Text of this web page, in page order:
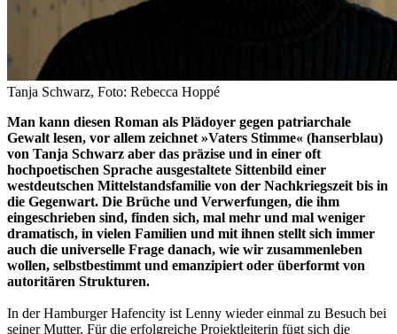
Tanja Schwarz, Foto: Rebecca Hoppé
Man kann diesen Roman als Plädoyer gegen patriarchale
Gewalt lesen, vor allem zeichnet »Vaters Stimme« (hanserblau)
von Tanja Schwarz aber das präzise und in einer oft
hochpoetischen Sprache ausgestaltete Sittenbild einer
westdeutschen Mittelstandsfamilie von der Nachkriegszeit bis in
die Gegenwart. Die Brüche und Verwerfungen, die ihm
eingeschrieben sind, finden sich, mal mehr und mal weniger
dramatisch, in vielen Familien und mit ihnen stellt sich immer
auch die universelle Frage danach, wie wir zusammenleben
wollen, selbstbestimmt und emanzipiert oder überformt von
autoritären Strukturen.
In der Hamburger Hafencity ist Lenny wieder einmal zu Besuch bei
seiner Mutter. Für die erfolgreiche Projektleiterin fügt sich die